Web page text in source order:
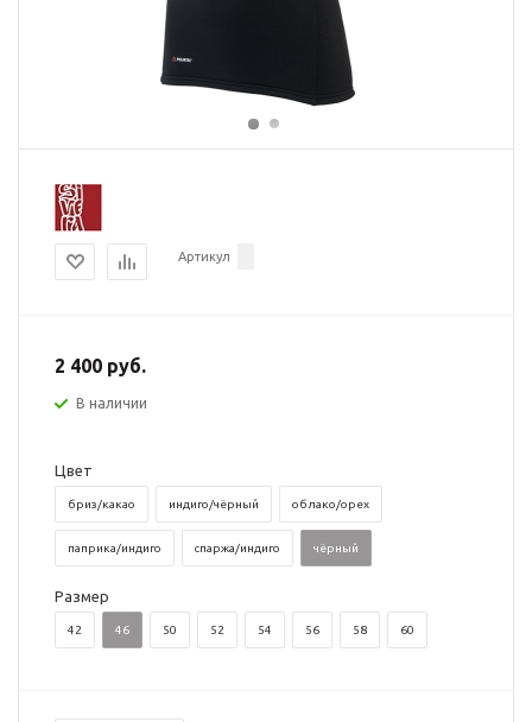
Артикул
2 400 руб.
В наличии
Цвет
бриз/какао индиго/чёрный облако/орех
паприка/индиго спаржа/индиго чёрный
Размер
42 46 50 52 54 56 58 60